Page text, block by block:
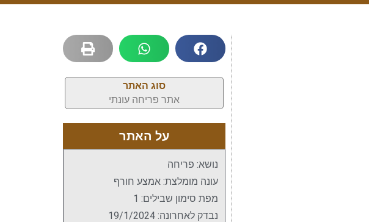
סוג האתר
אתר פריחה עונתי
על האתר
נושא: פריחה
עונה מומלצת: אמצע חורף
מפת סימון שבילים: 1
נבדק לאחרונה: 19/1/2024